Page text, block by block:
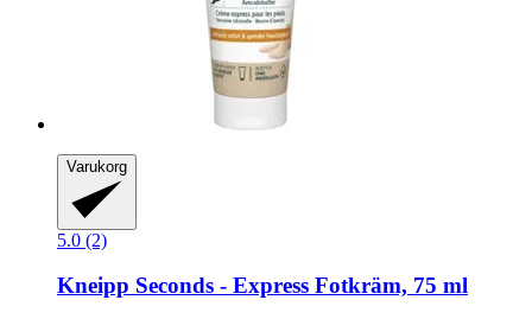
Varukorg
5.0 (2)
Kneipp Seconds -​ Express Fotkräm, 75 ml